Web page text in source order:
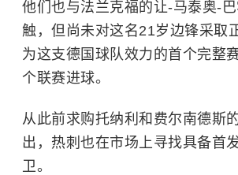
他们也与法兰克福的让-马泰奥-
触，但尚未对这名21岁边锋采取
为这支德国球队效力的首个完整
个联赛进球。
从此前求购托纳利和费尔南德斯
出，热刺也在市场上寻找具备首
卫。